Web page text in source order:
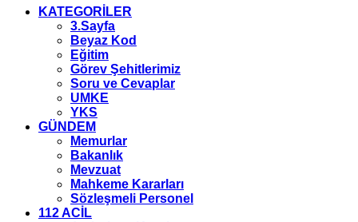
KATEGORİLER
3.Sayfa
Beyaz Kod
Eğitim
Görev Şehitlerimiz
Soru ve Cevaplar
UMKE
YKS
GÜNDEM
Memurlar
Bakanlık
Mevzuat
Mahkeme Kararları
Sözleşmeli Personel
112 ACİL